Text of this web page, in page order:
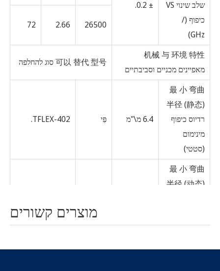
שלב שינוי VS
כיפוף (/
GHz)
± 0.2.
26500
2.66
72
机械 与 环境 特性
מאפיינים מכניים וסביבתיים
可以 替代 型号 סוג להחלפה
最 小 弯曲
半径 (静态)
רדיוס כיפוף
מינימום
(סטטי)
6.4 מ\"מ פִּי TFLEX-402.
最 小 弯曲
半径 (动态)
מ '
סוהנר
מוצרים קשורים